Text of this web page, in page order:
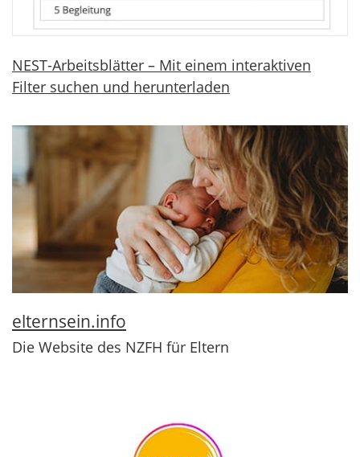
NEST-Arbeitsblätter – Mit einem interaktiven
Filter suchen und herunterladen
elternsein.info
Die Website des NZFH für Eltern